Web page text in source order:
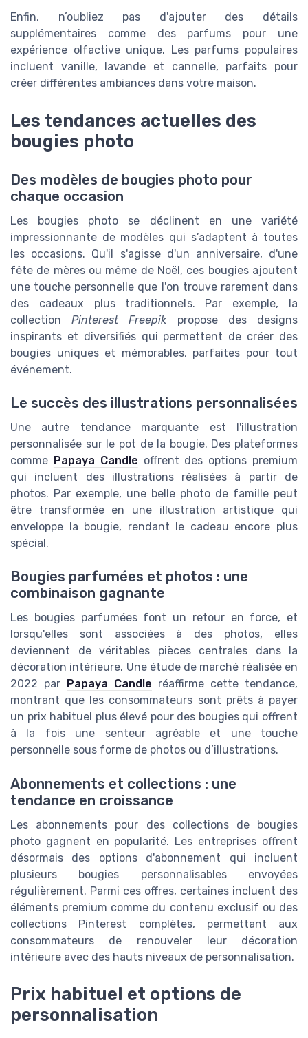
Enfin, n’oubliez pas d'ajouter des détails
supplémentaires comme des parfums pour une
expérience olfactive unique. Les parfums populaires
incluent vanille, lavande et cannelle, parfaits pour
créer différentes ambiances dans votre maison.
Les tendances actuelles des
bougies photo
Des modèles de bougies photo pour
chaque occasion
Les bougies photo se déclinent en une variété
impressionnante de modèles qui s’adaptent à toutes
les occasions. Qu'il s'agisse d'un anniversaire, d'une
fête de mères ou même de Noël, ces bougies ajoutent
une touche personnelle que l'on trouve rarement dans
des cadeaux plus traditionnels. Par exemple, la
collectionPinterest Freepikpropose des designs
inspirants et diversifiés qui permettent de créer des
bougies uniques et mémorables, parfaites pour tout
événement.
Le succès des illustrations personnalisées
Une autre tendance marquante est l'illustration
personnalisée sur le pot de la bougie. Des plateformes
comme Papaya Candle offrent des options premium
qui incluent des illustrations réalisées à partir de
photos. Par exemple, une belle photo de famille peut
être transformée en une illustration artistique qui
enveloppe la bougie, rendant le cadeau encore plus
spécial.
Bougies parfumées et photos : une
combinaison gagnante
Les bougies parfumées font un retour en force, et
lorsqu'elles sont associées à des photos, elles
deviennent de véritables pièces centrales dans la
décoration intérieure. Une étude de marché réalisée en
2022 par
Papaya Candle réaffirme cette tendance,
montrant que les consommateurs sont prêts à payer
un prix habituel plus élevé pour des bougies qui offrent
à la fois une senteur agréable et une touche
personnelle sous forme de photos ou d’illustrations.
Abonnements et collections : une
tendance en croissance
Les abonnements pour des collections de bougies
photo gagnent en popularité. Les entreprises offrent
désormais des options d'abonnement qui incluent
plusieurs bougies personnalisables envoyées
régulièrement. Parmi ces offres, certaines incluent des
éléments premium comme du contenu exclusif ou des
collections Pinterest complètes, permettant aux
consommateurs de renouveler leur décoration
intérieure avec des hauts niveaux de personnalisation.
Prix habituel et options de
personnalisation